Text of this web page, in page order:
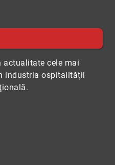
actualitate cele mai
industria ospitalităţii